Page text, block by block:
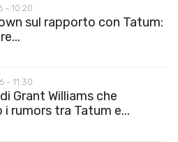
- 10:20
sul rapporto con Tatum:
- 11:30
Grant Williams che
rumors tra Tatum e...